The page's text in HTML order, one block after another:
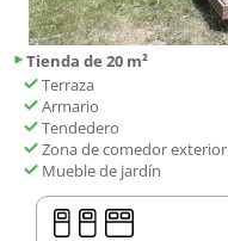
Tienda de 20 m²
Terraza
Armario
Tendedero
Zona de comedor exterior
Mueble de jardín